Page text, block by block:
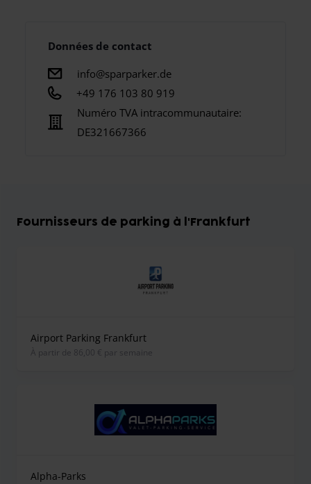
Données de contact
info@sparparker.de
+49 176 103 80 919
Numéro TVA intracommunautaire:
DE321667366
Fournisseurs de parking à l'Frankfurt
Airport Parking Frankfurt
À partir de 86,00 € par semaine
Alpha-Parks